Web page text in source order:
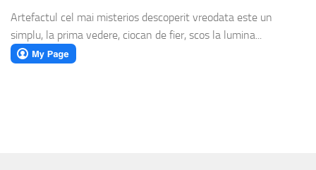
Artefactul cel mai misterios descoperit vreodata este un
simplu, la prima vedere, ciocan de fier, scos la lumina...